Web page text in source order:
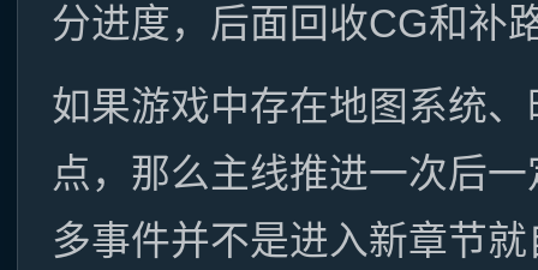
分进度，后面回收CG和补
如果游戏中存在地图系统
点，那么主线推进一次后
多事件并不是进入新章节